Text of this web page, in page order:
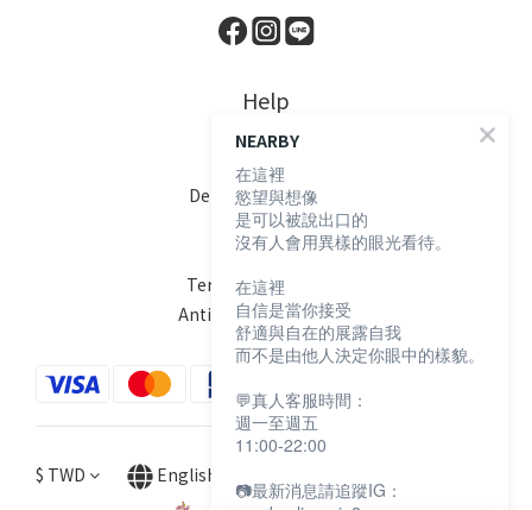
Help
FAQ
Delivery & Shipping
Payment
Return Policy
Terms & Conditions
Anti-Fraud Statement
$ TWD English
NEARBY
在這裡
慾望與想像
是可以被說出口的
沒有人會用異樣的眼光看待。
在這裡
自信是當你接受
舒適與自在的展露自我
而不是由他人決定你眼中的樣貌。
💬真人客服時間：
週一至週五
11:00-22:00
📷最新消息請追蹤IG：